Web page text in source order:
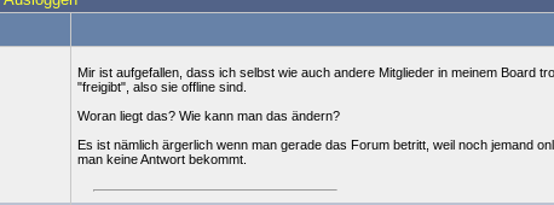
Mir ist aufgefallen, dass ich selbst wie auch andere Mitglieder in meinem Board
"freigibt", also sie offline sind.
Woran liegt das? Wie kann man das ändern?
Es ist nämlich ärgerlich wenn man gerade das Forum betritt, weil noch jemand
man keine Antwort bekommt.